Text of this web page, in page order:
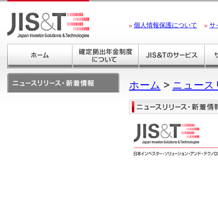
個人情報保護について サ
ホーム > ニュース